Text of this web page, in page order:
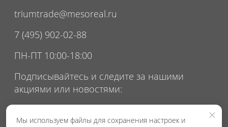
×
Мы используем файлы для сохранения настроек и
triumtrade@mesoreal.ru
7 (495) 902-02-88
ПН-ПТ 10:00-18:00
Подписывайтесь и следите за нашими
акциями или новостями: